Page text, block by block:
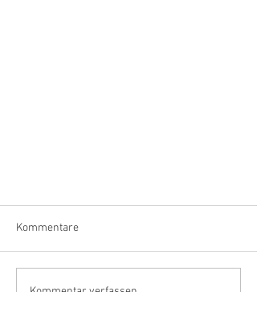
Kommentare
Kommentar verfassen...